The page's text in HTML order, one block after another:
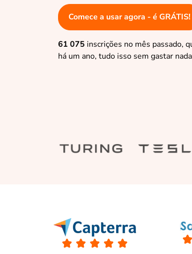
Comece a usar agora - é GRÁTIS!
61 075 inscrições no mês passado,
há um ano, tudo isso sem gastar